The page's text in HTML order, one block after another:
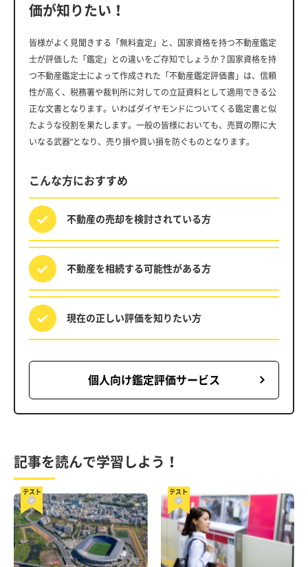
価が知りたい！
皆様がよく見聞きする「無料査定」と、国家資格を持つ不動産鑑定
士が評価した「鑑定」との違いをご存知でしょうか？国家資格を持
つ不動産鑑定士によって作成された「不動産鑑定評価書」は、信頼
性が高く、税務署や裁判所に対しての立証資料として適用できる公
正な文書となります。いわばダイヤモンドについてくる鑑定書と似
たような役割を果たします。一般の皆様においても、売買の際に大
いなる武器”となり、売り損や買い損を防ぐものとなります。
こんな方におすすめ
不動産の売却を検討されている方
不動産を相続する可能性がある方
現在の正しい評価を知りたい方
個人向け鑑定評価サービス
記事を読んで学習しよう！
テスト テスト